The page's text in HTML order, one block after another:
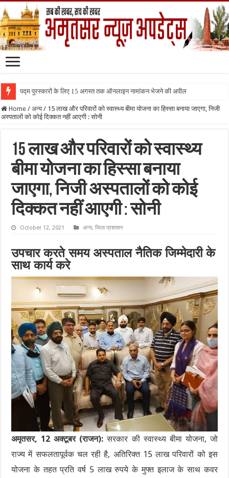
पद्म पुरस्कारों के लिए 15 अगस्त तक ऑनलाइन नामांकन भेजने की अपील
Home / अन्य / 15 लाख और परिवारों को स्वास्थ्य बीमा योजना का हिस्सा बनाया जाएगा, निजी
अस्पतालों को कोई दिक्कत नहीं आएगी : सोनी
15 लाख और परिवारों को स्वास्थ्य
बीमा योजना का हिस्सा बनाया
जाएगा, निजी अस्पतालों को कोई
दिक्कत नहीं आएगी : सोनी
October 12, 2021 अन्य,जिला प्रशासन
उपचार करते समय अस्पताल नैतिक जिम्मेदारी के
साथ कार्य करे
अमृतसर, 12 अक्टूबर (राजन): सरकार की स्वास्थ्य बीमा योजना, जो
राज्य में सफलतापूर्वक चल रही है, अतिरिक्त 15 लाख परिवारों को इस
योजना के तहत प्रति वर्ष 5 लाख रुपये के मुफ्त इलाज के साथ कवर